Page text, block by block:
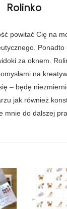
Rolinko
powitać Cię na
Ponadto
za oknem.
na
– będę
jak również
mnie do dalszej